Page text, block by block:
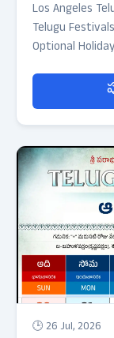
Los Angeles
Telugu
Optional
🕒 26 Jul, 2026